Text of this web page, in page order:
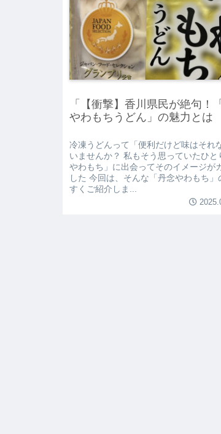
「【衝撃】香川県民が絶句
やわもちうどん」の魅力とは
冷凍うどんって「便利だけど味はそれ
いませんか？ 私もそう思っていたひと
やわもち」に出会ってそのイメージが
した 今回は、そんな「丹念やわもち
すくご紹介しま...